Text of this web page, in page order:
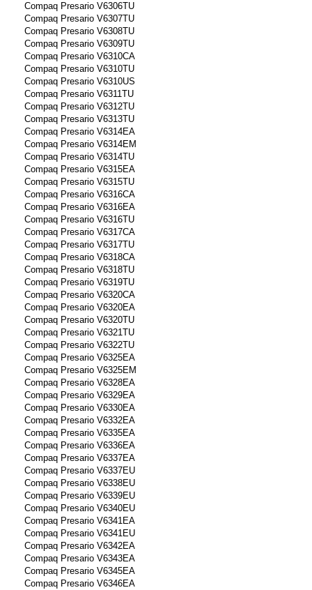
Compaq Presario V6306TU
Compaq Presario V6307TU
Compaq Presario V6308TU
Compaq Presario V6309TU
Compaq Presario V6310CA
Compaq Presario V6310TU
Compaq Presario V6310US
Compaq Presario V6311TU
Compaq Presario V6312TU
Compaq Presario V6313TU
Compaq Presario V6314EA
Compaq Presario V6314EM
Compaq Presario V6314TU
Compaq Presario V6315EA
Compaq Presario V6315TU
Compaq Presario V6316CA
Compaq Presario V6316EA
Compaq Presario V6316TU
Compaq Presario V6317CA
Compaq Presario V6317TU
Compaq Presario V6318CA
Compaq Presario V6318TU
Compaq Presario V6319TU
Compaq Presario V6320CA
Compaq Presario V6320EA
Compaq Presario V6320TU
Compaq Presario V6321TU
Compaq Presario V6322TU
Compaq Presario V6325EA
Compaq Presario V6325EM
Compaq Presario V6328EA
Compaq Presario V6329EA
Compaq Presario V6330EA
Compaq Presario V6332EA
Compaq Presario V6335EA
Compaq Presario V6336EA
Compaq Presario V6337EA
Compaq Presario V6337EU
Compaq Presario V6338EU
Compaq Presario V6339EU
Compaq Presario V6340EU
Compaq Presario V6341EA
Compaq Presario V6341EU
Compaq Presario V6342EA
Compaq Presario V6343EA
Compaq Presario V6345EA
Compaq Presario V6346EA